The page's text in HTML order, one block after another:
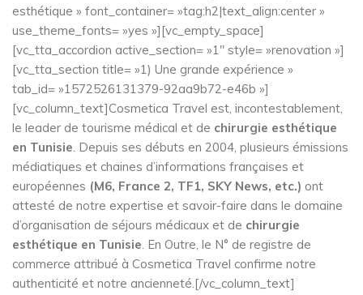
esthétique » font_container= »tag:h2|text_align:center »
use_theme_fonts= »yes »][vc_empty_space]
[vc_tta_accordion active_section= »1″ style= »renovation »]
[vc_tta_section title= »1) Une grande expérience »
tab_id= »1572526131379-92aa9b72-e46b »]
[vc_column_text]Cosmetica Travel est, incontestablement,
le leader de tourisme médical et de chirurgie esthétique
en Tunisie. Depuis ses débuts en 2004, plusieurs émissions
médiatiques et chaines d’informations françaises et
européennes (M6, France 2, TF1, SKY News, etc.) ont
attesté de notre expertise et savoir-faire dans le domaine
d’organisation de séjours médicaux et de chirurgie
esthétique en Tunisie. En Outre, le N° de registre de
commerce attribué à Cosmetica Travel confirme notre
authenticité et notre ancienneté.[/vc_column_text]